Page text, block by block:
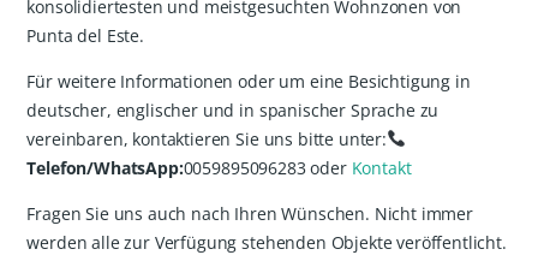
konsolidiertesten und meistgesuchten Wohnzonen von
Punta del Este.
Für weitere Informationen oder um eine Besichtigung in
deutscher, englischer und in spanischer Sprache zu
vereinbaren, kontaktieren Sie uns bitte unter:
Telefon/WhatsApp:0059895096283 oder Kontakt
Fragen Sie uns auch nach Ihren Wünschen. Nicht immer
werden alle zur Verfügung stehenden Objekte veröffentlicht.